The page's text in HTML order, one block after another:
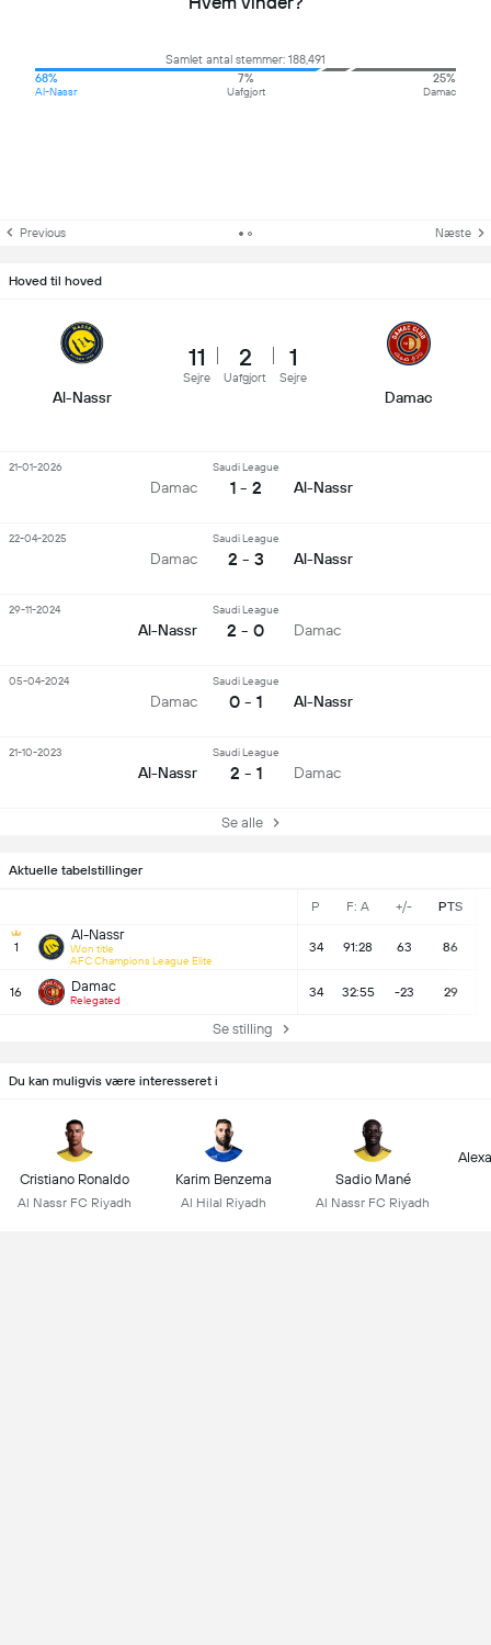
Aktuelle tabelstillinger
P F: A +/- PTS
1
Al-Nassr
Won title
AFC Champions League Elite
34 91:28 63 86
16 Damac
Relegated
34 32:55 -23 29
Se stilling
Samlet antal stemmer: 188,491
68%
Al-Nassr
7%
Uafgjort
25%
Damac
Previous Næste
Hoved til hoved
Al-Nassr
11
Sejre
2
Uafgjort
1
Sejre
Damac
Damac
Saudi League
1 - 2 Al-Nassr
21-01-2026
Damac
Saudi League
2 - 3 Al-Nassr
22-04-2025
Al-Nassr
Saudi League
2 - 0 Damac
29-11-2024
Damac
Saudi League
0 - 1 Al-Nassr
05-04-2024
Al-Nassr
Saudi League
2 - 1 Damac
21-10-2023
Se alle
Du kan muligvis være interesseret i
Cristiano Ronaldo
Al Nassr FC Riyadh
Karim Benzema
Al Hilal Riyadh
Sadio Mané
Al Nassr FC Riyadh